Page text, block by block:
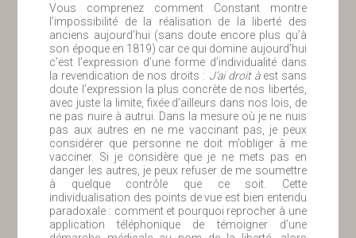
Vous comprenez comment Constant montre
l’impossibilité de la réalisation de la liberté des
anciens aujourd’hui (sans doute encore plus qu’à
son époque en 1819) car ce qui domine aujourd’hui
c’est l’expression d’une forme d’individualité dans
la revendication de nos droits : J’ai droit àest sans
doute l’expression la plus concrète de nos libertés,
avec juste la limite, fixée d’ailleurs dans nos lois, de
ne pas nuire à autrui. Dans la mesure où je ne nuis
pas aux autres en ne me vaccinant pas, je peux
considérer que personne ne doit m’obliger à me
vacciner. Si je considère que je ne mets pas en
danger les autres, je peux refuser de me soumettre
à quelque contrôle que ce soit. Cette
individualisation des points de vue est bien entendu
paradoxale : comment et pourquoi reprocher à une
application téléphonique de témoigner d’une